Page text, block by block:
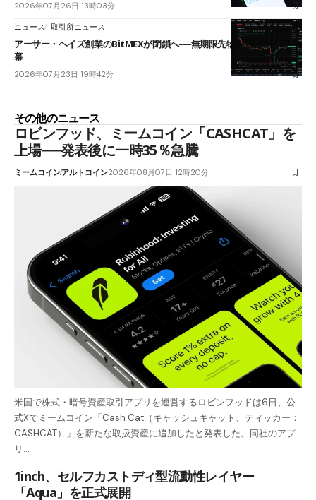
2026年07月26日 13時03分
ニュース 取引所ニュース
アーサー・ヘイズ創業のBitMEXが閉鎖へ──無期限先物を生んだ11年に
幕
2026年07月23日 19時42分
その他のニュース
ロビンフッド、ミームコイン「CASHCAT」を
上場──発表後に一時35％急騰
ミームコインアルトコイン2026年08月07日 12時20分
米国で株式・暗号資産取引アプリを運営するロビンフッドは6日、公
式Xでミームコイン「Cash Cat（キャッシュキャット、ティッカー：
CASHCAT）」を新たな取扱資産に追加したと発表した。同社のアプ
リ…
1inch、セルフカストディ型流動性レイヤー
「Aqua」を正式展開